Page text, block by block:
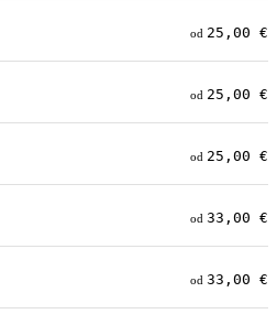
od 25,00 €
od 25,00 €
od 25,00 €
od 33,00 €
od 33,00 €